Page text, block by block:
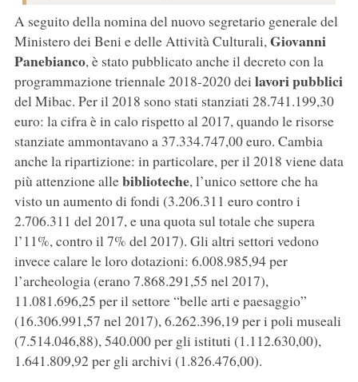
A seguito della nomina del nuovo segretario generale del
Ministero dei Beni e delle Attività Culturali,Giovanni
Panebianco, è stato pubblicato anche il decreto con la
programmazione triennale 2018-2020 dei lavori pubblici
del Mibac. Per il 2018 sono stati stanziati 28.741.199,30
euro: la cifra è in calo rispetto al 2017, quando le risorse
stanziate ammontavano a 37.334.747,00 euro. Cambia
anche la ripartizione: in particolare, per il 2018 viene data
più attenzione allebiblioteche, l’unico settore che ha
visto un aumento di fondi (3.206.311 euro contro i
2.706.311 del 2017, e una quota sul totale che supera
l’11%, contro il 7% del 2017). Gli altri settori vedono
invece calare le loro dotazioni: 6.008.985,94 per
l’archeologia (erano 7.868.291,55 nel 2017),
11.081.696,25 per il settore “belle arti e paesaggio”
(16.306.991,57 nel 2017), 6.262.396,19 per i poli museali
(7.514.046,88), 540.000 per gli istituti (1.112.630,00),
1.641.809,92 per gli archivi (1.826.476,00).